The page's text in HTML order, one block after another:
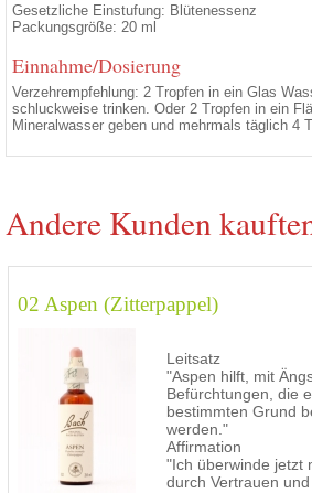
Gesetzliche Einstufung: Blütenessenz
Packungsgröße: 20 ml
Einnahme/Dosierung
Verzehrempfehlung: 2 Tropfen in ein Glas
schluckweise trinken. Oder 2 Tropfen in ein
Mineralwasser geben und mehrmals täglich 4
Andere Kunden
02 Aspen (Zitterpappel)
Leitsatz
"Aspen hilft, mit
Befürchtungen, die
bestimmten Grund
werden."
Affirmation
"Ich überwinde jetzt
durch Vertrauen